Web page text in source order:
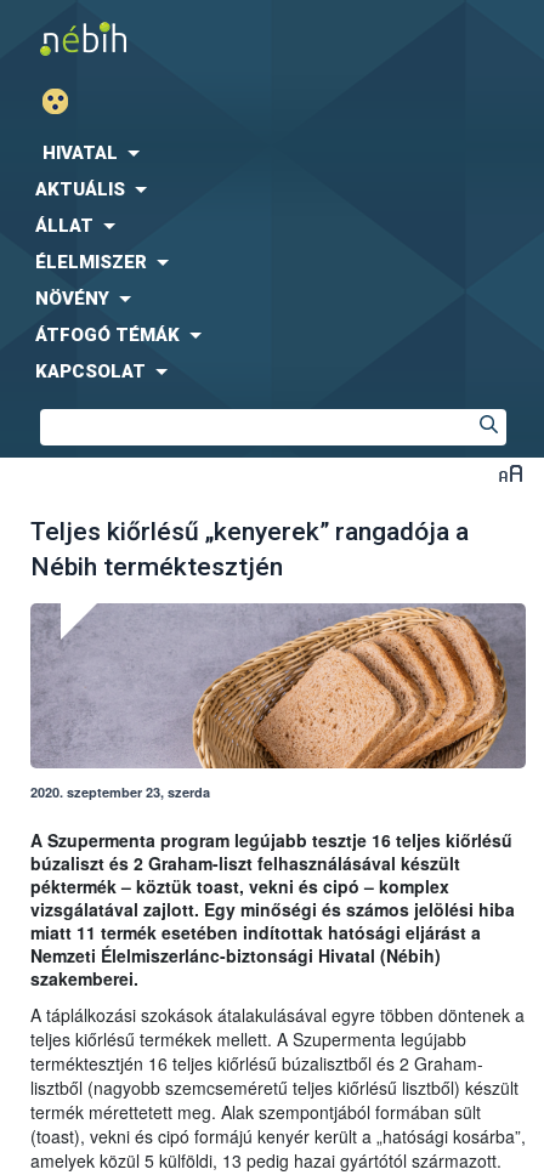
HIVATAL
AKTUÁLIS
ÁLLAT
ÉLELMISZER
NÖVÉNY
ÁTFOGÓ TÉMÁK
KAPCSOLAT
Teljes kiőrlésű „kenyerek” rangadója a
Nébih terméktesztjén
2020. szeptember 23, szerda
A Szupermenta program legújabb tesztje 16 teljes kiőrlésű
búzaliszt és 2 Graham-liszt felhasználásával készült
péktermék – köztük toast, vekni és cipó – komplex
vizsgálatával zajlott. Egy minőségi és számos jelölési hiba
miatt 11 termék esetében indítottak hatósági eljárást a
Nemzeti Élelmiszerlánc-biztonsági Hivatal (Nébih)
szakemberei.
A táplálkozási szokások átalakulásával egyre többen döntenek a
teljes kiőrlésű termékek mellett. A Szupermenta legújabb
terméktesztjén 16 teljes kiőrlésű búzalisztből és 2 Graham-
lisztből (nagyobb szemcseméretű teljes kiőrlésű lisztből) készült
termék mérettetett meg. Alak szempontjából formában sült
(toast), vekni és cipó formájú kenyér került a „hatósági kosárba”,
amelyek közül 5 külföldi, 13 pedig hazai gyártótól származott.